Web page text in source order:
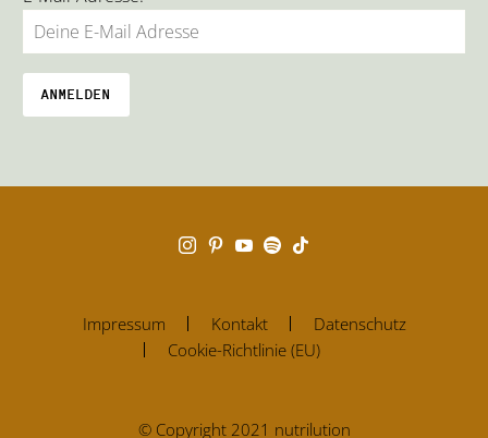
Impressum Kontakt
Datenschutz
Cookie-Richtlinie (EU)
© Copyright 2021 nutrilution